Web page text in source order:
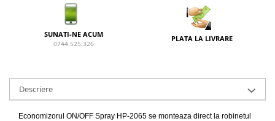
SUNATI-NE ACUM
0744.525.326
PLATA LA LIVRARE
Descriere
Economizorul ON/OFF Spray HP-2065 se monteaza direct la robinetul